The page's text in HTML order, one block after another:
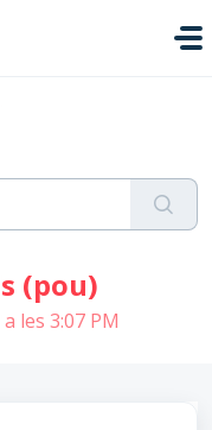
(pou)
les 3:07 PM